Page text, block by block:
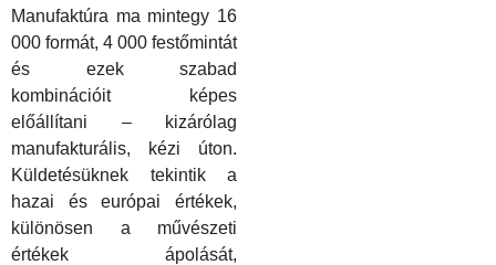
Manufaktúra ma mintegy 16
000 formát, 4 000 festőmintát
és ezek szabad
kombinációit
képes
előállítani – kizárólag
manufakturális,
kézi úton.
Küldetésüknek tekintika
hazai és európai értékek,
különösen a művészeti
értékek ápolását,